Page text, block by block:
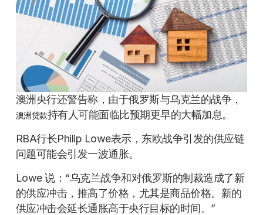
澳洲央行还警告称，由于俄罗斯与乌克兰的战争，
澳洲贷款持有人可能面临比预期更早的大幅加息。
RBA行长Philip Lowe表示，东欧战争引发的供应链
问题可能会引发一波通胀。
Lowe 说：“乌克兰战争和对俄罗斯的制裁造成了新
的供应冲击，推高了价格，尤其是商品价格。新的
供应冲击会延长通胀高于央行目标的时间。”